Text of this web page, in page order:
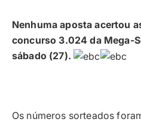
Nenhuma aposta acertou
concurso 3.024 da Mega-
sábado (27).
Os números sorteados